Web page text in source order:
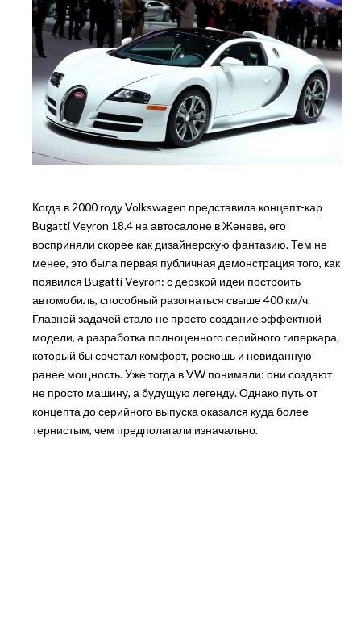
Когда в 2000 году Volkswagen представила концепт-кар
Bugatti Veyron 18.4 на автосалоне в Женеве, его
восприняли скорее как дизайнерскую фантазию. Тем не
менее, это была первая публичная демонстрация того, как
появился Bugatti Veyron: с дерзкой идеи построить
автомобиль, способный разогнаться свыше 400 км/ч.
Главной задачей стало не просто создание эффектной
модели, а разработка полноценного серийного гиперкара,
который бы сочетал комфорт, роскошь и невиданную
ранее мощность. Уже тогда в VW понимали: они создают
не просто машину, а будущую легенду. Однако путь от
концепта до серийного выпуска оказался куда более
тернистым, чем предполагали изначально.